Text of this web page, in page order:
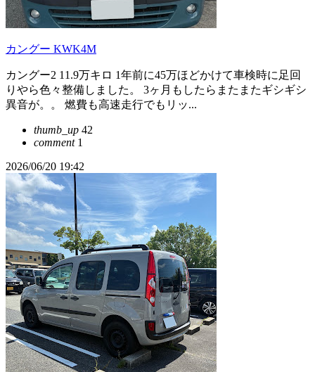
カングー KWK4M
カングー2 11.9万キロ 1年前に45万ほどかけて車検時に足回
りやら色々整備しました。 3ヶ月もしたらまたまたギシギシ
異音が。。 燃費も高速走行でもリッ...
thumb_up 42
comment1
2026/06/20 19:42